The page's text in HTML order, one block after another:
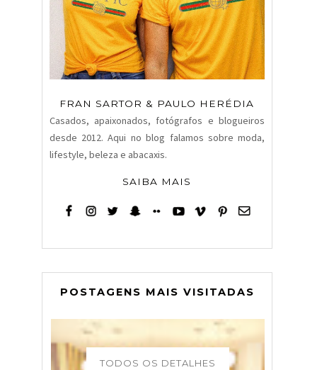
FRAN SARTOR & PAULO HERÉDIA
Casados, apaixonados, fotógrafos e blogueiros
desde 2012. Aqui no blog falamos sobre moda,
lifestyle, beleza e abacaxis.
SAIBA MAIS
POSTAGENS MAIS VISITADAS
TODOS OS DETALHES